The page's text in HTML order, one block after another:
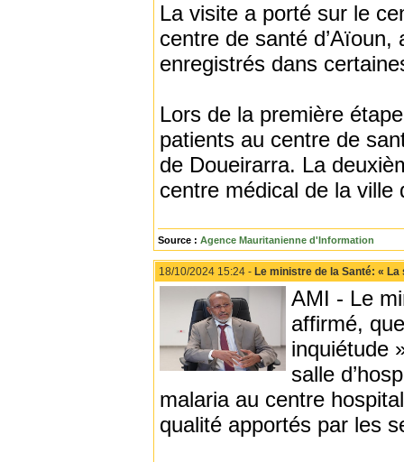
La visite a porté sur le
centre de santé
enregistrés dans
Lors de la première
patients au centre de
de Doueirarra. La
centre médical de la ville
Source : Agence Mauritanienne d'Information
18/10/2024 15:24 - Le ministre de la Santé: «
AMI - Le
affirmé,
inquiétude
salle
malaria au centre
qualité apportés par les